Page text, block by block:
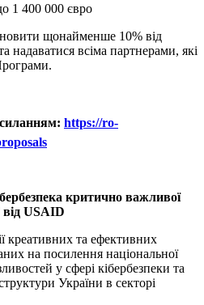
1 400 000 євро
щонайменше 10% від
надаватися всіма партнерами, які
https://ro-
критично важливої
USAID
креативних та ефективних
на посилення національної
у сфері кібербезпеки та
України в секторі